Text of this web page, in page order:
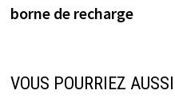
borne de recharge
VOUS POURRIEZ